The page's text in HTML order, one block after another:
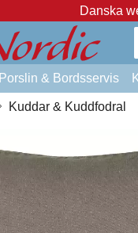
Danska
Porslin & Bordsservis
Kuddar & Kuddfodral